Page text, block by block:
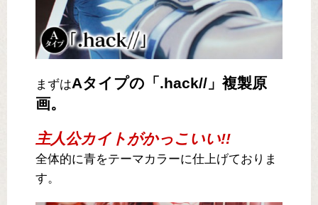
まずはAタイプの「.hack//」複製原
画。
主人公カイトがかっこいい!!
全体的に青をテーマカラーに仕上げておりま
す。